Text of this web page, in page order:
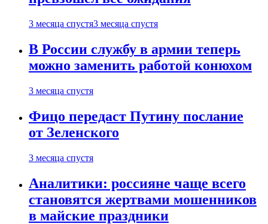
3 месяца спустя3 месяца спустя
В России службу в армии теперь
можно заменить работой конюхом
3 месяца спустя
Фицо передаст Путину послание
от Зеленского
3 месяца спустя
Аналитики: россияне чаще всего
становятся жертвами мошенников
в майские праздники